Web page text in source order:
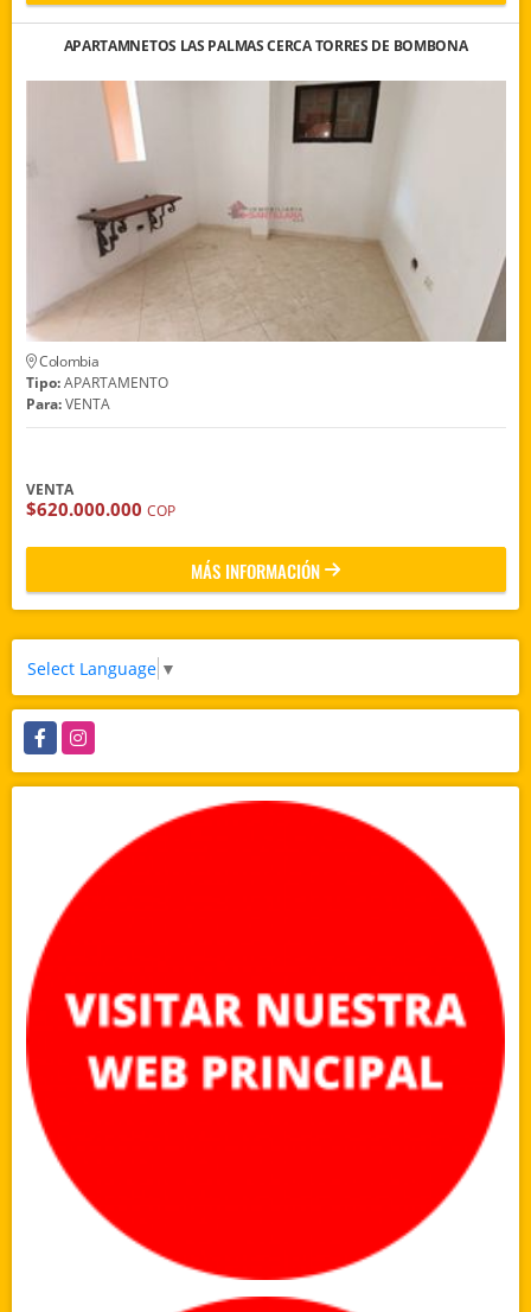
APARTAMNETOS LAS PALMAS CERCA TORRES DE BOMBONA
Colombia
Tipo:APARTAMENTO
Para:VENTA
VENTA
$620.000.000 COP
MÁS INFORMACIÓN
Select Language ▼
FacebookInstagram